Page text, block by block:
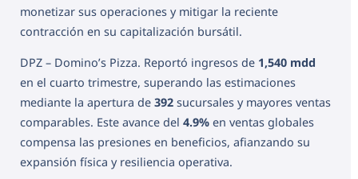
monetizar sus operaciones y mitigar la reciente
contracción en su capitalización bursátil.
DPZ – Domino’s Pizza. Reportó ingresos de 1,540 mdd
en el cuarto trimestre, superando las estimaciones
mediante la apertura de 392 sucursales y mayores ventas
comparables. Este avance del 4.9% en ventas globales
compensa las presiones en beneficios, afianzando su
expansión física y resiliencia operativa.